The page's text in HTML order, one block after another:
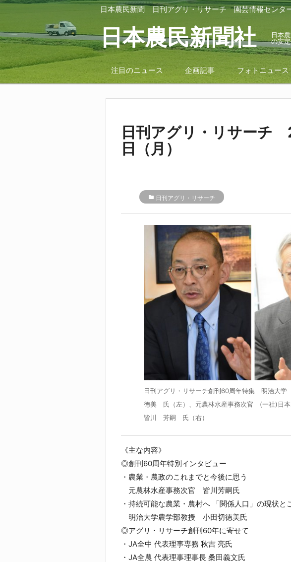
日本農民新聞 日刊アグリ・リサーチ 園芸情報センタ
日本農民新聞社
日本
の安
注目のニュース 企画記事 フォトニュース
日刊アグリ・リサーチ
日（月）
folder 日刊アグリ・リサーチ
日刊アグリ・リサーチ創刊60周年特集 明治
徳美 氏（左）、元農林水産事務次官 (一社)日
皆川 芳嗣 氏（右）
《主な内容》
◎創刊60周年特別インタビュー
・農業・農政のこれまでと今後に思う
元農林水産事務次官 皆川芳嗣氏
・持続可能な農業・農村へ 「関係人口」の現状と
明治大学農学部教授 小田切徳美氏
◎アグリ・リサーチ創刊60年に寄せて
・JA全中 代表理事専務 秋吉 亮氏
・JA全農 代表理事理事長 桑田義文氏